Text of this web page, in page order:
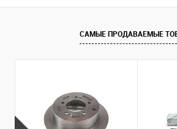
САМЫЕ ПРОДАВАЕМЫЕ